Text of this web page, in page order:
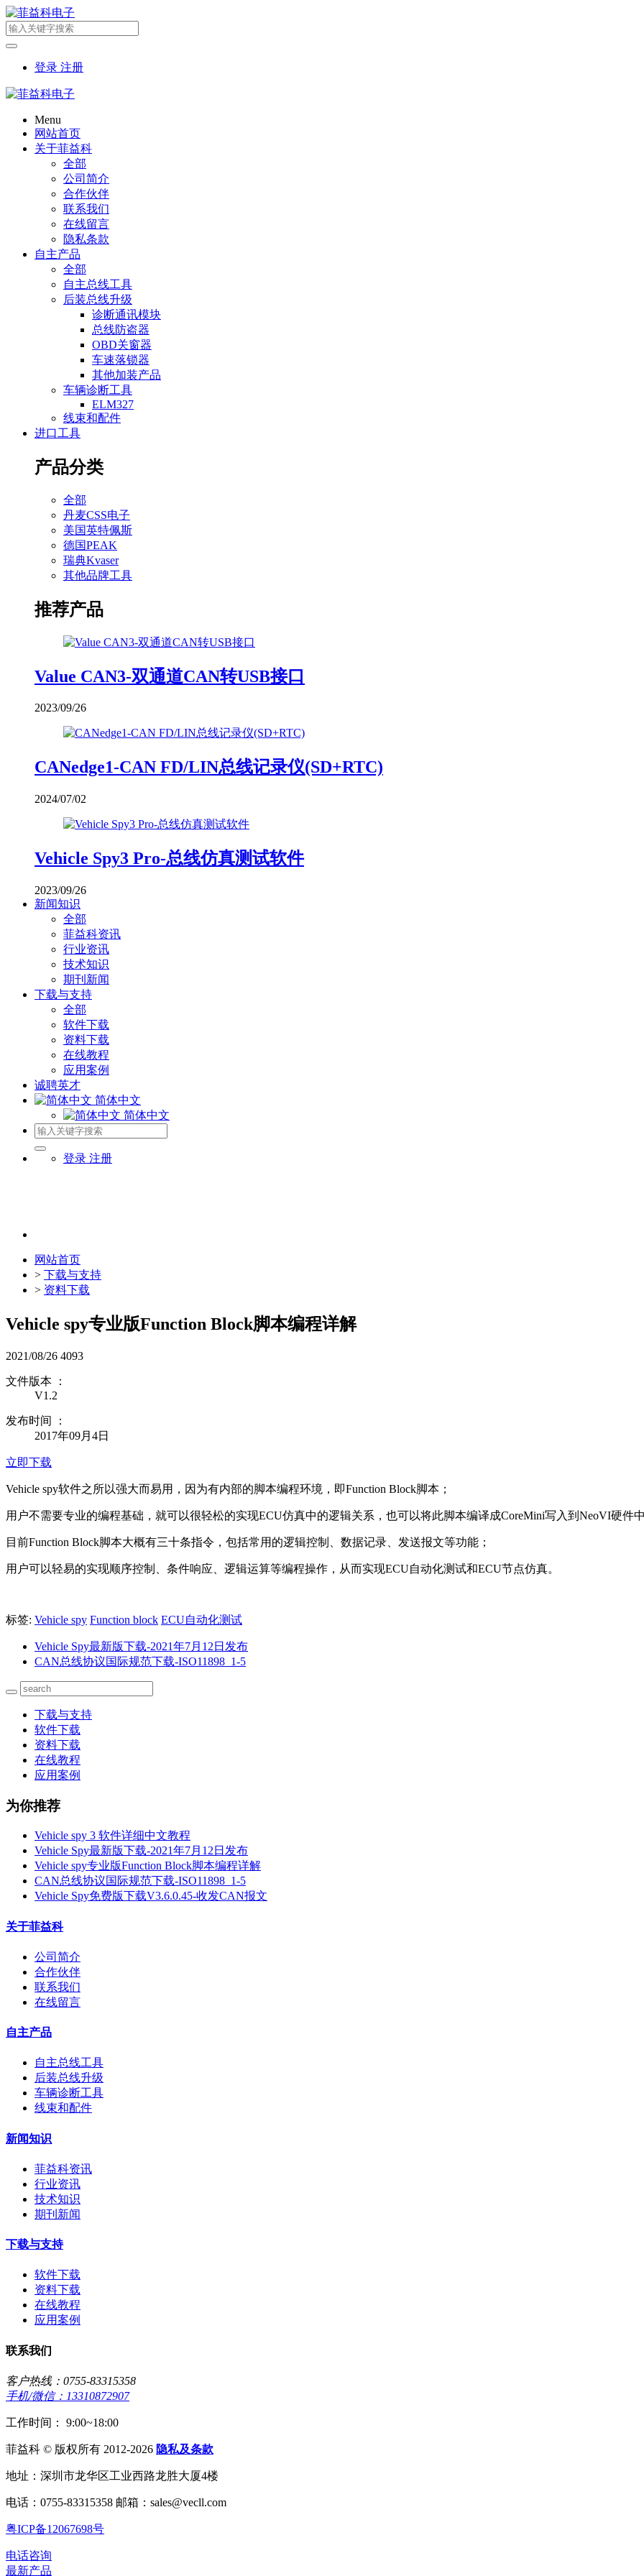
登录 注册
Menu
网站首页
关于菲益科
全部
公司简介
合作伙伴
联系我们
在线留言
隐私条款
自主产品
全部
自主总线工具
后装总线升级
诊断通讯模块
总线防盗器
OBD关窗器
车速落锁器
其他加装产品
车辆诊断工具
ELM327
线束和配件
进口工具
产品分类
全部
丹麦CSS电子
美国英特佩斯
德国PEAK
瑞典Kvaser
其他品牌工具
推荐产品
Value CAN3-双通道CAN转USB接口
2023/09/26
CANedge1-CAN FD/LIN总线记录仪(SD+RTC)
2024/07/02
Vehicle Spy3 Pro-总线仿真测试软件
2023/09/26
新闻知识
全部
菲益科资讯
行业资讯
技术知识
期刊新闻
下载与支持
全部
软件下载
资料下载
在线教程
应用案例
诚聘英才
简体中文
简体中文
登录 注册
网站首页
> 下载与支持
> 资料下载
Vehicle spy专业版Function Block脚本编程详解
2021/08/26 4093
文件版本 ：
V1.2
发布时间 ：
2017年09月4日
立即下载
Vehicle spy软件之所以强大而易用，因为有内部的脚本编程环境，即Function Block脚本；
用户不需要专业的编程基础，就可以很轻松的实现ECU仿真中的逻辑关系，也可以将此脚本编译成CoreMini写入到NeoVI硬件
目前Function Block脚本大概有三十条指令，包括常用的逻辑控制、数据记录、发送报文等功能；
用户可以轻易的实现顺序控制、条件响应、逻辑运算等编程操作，从而实现ECU自动化测试和ECU节点仿真。
标签: Vehicle spy Function block ECU自动化测试
Vehicle Spy最新版下载-2021年7月12日发布
CAN总线协议国际规范下载-ISO11898_1-5
下载与支持
软件下载
资料下载
在线教程
应用案例
为你推荐
Vehicle spy 3 软件详细中文教程
Vehicle Spy最新版下载-2021年7月12日发布
Vehicle spy专业版Function Block脚本编程详解
CAN总线协议国际规范下载-ISO11898_1-5
Vehicle Spy免费版下载V3.6.0.45-收发CAN报文
关于菲益科
公司简介
合作伙伴
联系我们
在线留言
自主产品
自主总线工具
后装总线升级
车辆诊断工具
线束和配件
新闻知识
菲益科资讯
行业资讯
技术知识
期刊新闻
下载与支持
软件下载
资料下载
在线教程
应用案例
联系我们
客户热线：0755-83315358
手机/微信：13310872907
工作时间： 9:00~18:00
菲益科 © 版权所有 2012-2026 隐私及条款
地址：深圳市龙华区工业西路龙胜大厦4楼
电话：0755-83315358 邮箱：sales@vecll.com
粤ICP备12067698号
电话咨询
最新产品